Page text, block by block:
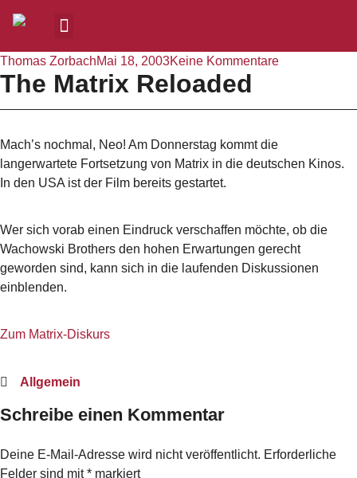
Thomas ZorbachMai 18, 2003Keine Kommentare
The Matrix Reloaded
Mach’s nochmal, Neo! Am Donnerstag kommt die
langerwartete Fortsetzung von Matrix in die deutschen Kinos.
In den USA ist der Film bereits gestartet.
Wer sich vorab einen Eindruck verschaffen möchte, ob die
Wachowski Brothers den hohen Erwartungen gerecht
geworden sind, kann sich in die laufenden Diskussionen
einblenden.
Zum Matrix-Diskurs
Allgemein
Schreibe einen Kommentar
Deine E-Mail-Adresse wird nicht veröffentlicht. Erforderliche
Felder sind mit* markiert